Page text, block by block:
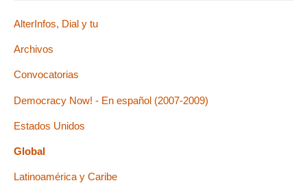
AlterInfos, Dial y tu
Archivos
Convocatorias
Democracy Now! - En español (2007-2009)
Estados Unidos
Global
Latinoamérica y Caribe